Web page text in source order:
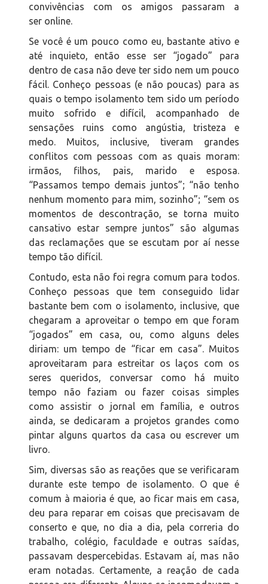
convivências com os amigos passaram a
ser online.
Se você é um pouco como eu, bastante ativo e
até inquieto, então esse ser “jogado” para
dentro de casa não deve ter sido nem um pouco
fácil. Conheço pessoas (e não poucas) para as
quais o tempo isolamento tem sido um período
muito sofrido e difícil, acompanhado de
sensações ruins como angústia, tristeza e
medo. Muitos, inclusive, tiveram grandes
conflitos com pessoas com as quais moram:
irmãos, filhos, pais, marido e esposa.
“Passamos tempo demais juntos”; “não tenho
nenhum momento para mim, sozinho”; “sem os
momentos de descontração, se torna muito
cansativo estar sempre juntos” são algumas
das reclamações que se escutam por aí nesse
tempo tão difícil.
Contudo, esta não foi regra comum para todos.
Conheço pessoas que tem conseguido lidar
bastante bem com o isolamento, inclusive, que
chegaram a aproveitar o tempo em que foram
“jogados” em casa, ou, como alguns deles
diriam: um tempo de “ficar em casa”. Muitos
aproveitaram para estreitar os laços com os
seres queridos, conversar como há muito
tempo não faziam ou fazer coisas simples
como assistir o jornal em família, e outros
ainda, se dedicaram a projetos grandes como
pintar alguns quartos da casa ou escrever um
livro.
Sim, diversas são as reações que se verificaram
durante este tempo de isolamento. O que é
comum à maioria é que, ao ficar mais em casa,
deu para reparar em coisas que precisavam de
conserto e que, no dia a dia, pela correria do
trabalho, colégio, faculdade e outras saídas,
passavam despercebidas. Estavam aí, mas não
eram notadas. Certamente, a reação de cada